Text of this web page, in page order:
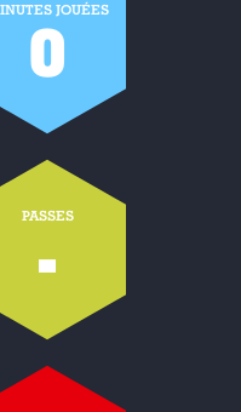
JOUÉES
0
PASSES
-